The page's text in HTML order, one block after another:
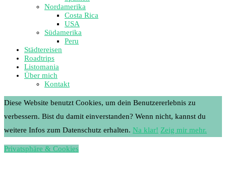
Nordamerika
Costa Rica
USA
Südamerika
Peru
Städtereisen
Roadtrips
Listomania
Über mich
Kontakt
Diese Website benutzt Cookies, um dein Benutzererlebnis zu
verbessern. Bist du damit einverstanden? Wenn nicht, kannst du
weitere Infos zum Datenschutz erhalten. Na klar! Zeig mir mehr.
Privatsphäre & Cookies